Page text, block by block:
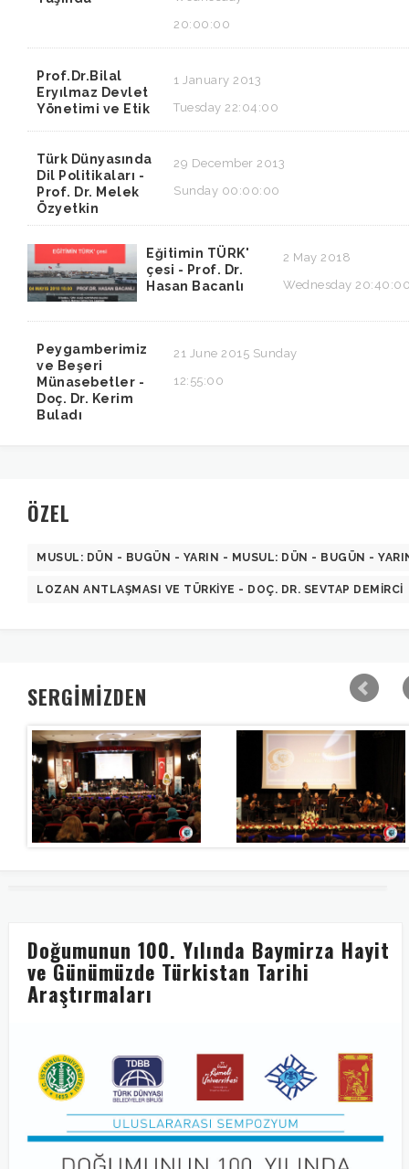
20:00:00
Prof.Dr.Bilal
Eryılmaz Devlet
Yönetimi ve Etik
1 January 2013
Tuesday 22:04:00
Türk Dünyasında
Dil Politikaları -
Prof. Dr. Melek
Özyetkin
29 December 2013
Sunday 00:00:00
Eğitimin TÜRK'
çesi - Prof. Dr.
Hasan Bacanlı
2 May 2018
Wednesday
Peygamberimiz
ve Beşeri
Münasebetler -
Doç. Dr. Kerim
Buladı
21 June 2015 Sunday
12:55:00
ÖZEL
MUSUL: DÜN - BUGÜN - YARIN - MUSUL: DÜN - BUGÜN -
LOZAN ANTLAŞMASI VE TÜRKIYE - DOÇ. DR. SEVTAP DEMIRCI
SERGİMİZDEN
Doğumunun 100. Yılında Baymirza Hayit
ve Günümüzde Türkistan Tarihi
Araştırmaları